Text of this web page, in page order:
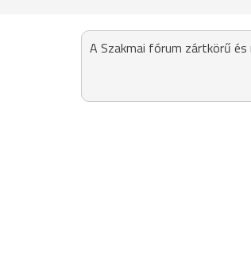
A Szakmai fórum zártkörű